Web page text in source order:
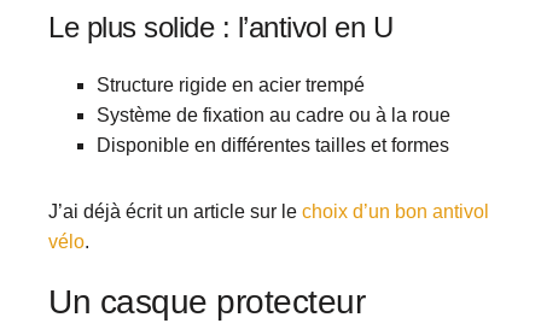
Le plus solide : l’antivol en U
Structure rigide en acier trempé
Système de fixation au cadre ou à la roue
Disponible en différentes tailles et formes
J’ai déjà écrit un article sur le choix d’un bon antivol
vélo.
Un casque protecteur